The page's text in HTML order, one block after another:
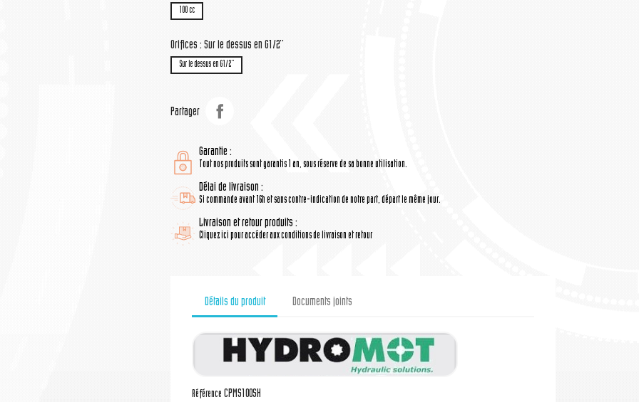
100 cc
Orifices : Sur le dessus en G1/2''
Sur le dessus en G1/2''
Partager
Garantie :
Tout nos produits sont garantis 1 an, sous réserve de sa bonne utilisation.
Délai de livraison :
Si commande avant 16h et sans contre-indication de notre part, départ le même jour.
Livraison et retour produits :
Cliquez ici pour accéder aux conditions de livraison et retour
Détails du produit Documents joints
Référence CPMS100SH